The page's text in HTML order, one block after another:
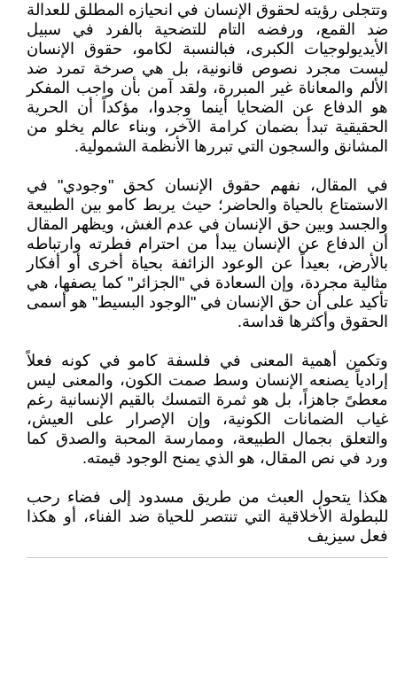
وتتجلى رؤيته لحقوق الإنسان في انحيازه المطلق للعدالة
ضد القمع، ورفضه التام للتضحية بالفرد في سبيل
الأيديولوجيات الكبرى، فبالنسبة لكامو، حقوق الإنسان
ليست مجرد نصوص قانونية، بل هي صرخة تمرد ضد
الألم والمعاناة غير المبررة، ولقد آمن بأن واجب المفكر
هو الدفاع عن الضحايا أينما وجدوا، مؤكداً أن الحرية
الحقيقية تبدأ بضمان كرامة الآخر، وبناء عالم يخلو من
المشانق والسجون التي تبررها الأنظمة الشمولية.
في المقال، نفهم حقوق الإنسان كحق "وجودي" في
الاستمتاع بالحياة والحاضر؛ حيث يربط كامو بين الطبيعة
والجسد وبين حق الإنسان في عدم الغش، ويظهر المقال
أن الدفاع عن الإنسان يبدأ من احترام فطرته وارتباطه
بالأرض، بعيداً عن الوعود الزائفة بحياة أخرى أو أفكار
مثالية مجردة، وإن السعادة في "الجزائر" كما يصفها، هي
تأكيد على أن حق الإنسان في "الوجود البسيط" هو أسمى
الحقوق وأكثرها قداسة.
وتكمن أهمية المعنى في فلسفة كامو في كونه فعلاً
إرادياً يصنعه الإنسان وسط صمت الكون، والمعنى ليس
معطىً جاهزاً، بل هو ثمرة التمسك بالقيم الإنسانية رغم
غياب الضمانات الكونية، وإن الإصرار على العيش،
والتعلق بجمال الطبيعة، وممارسة المحبة والصدق كما
ورد في نص المقال، هو الذي يمنح الوجود قيمته.
هكذا يتحول العبث من طريق مسدود إلى فضاء رحب
للبطولة الأخلاقية التي تنتصر للحياة ضد الفناء، أو هكذا
فعل سيزيف